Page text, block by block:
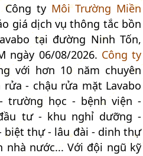
Công ty Môi Trường Miền
giá dịch vụ thông tắc bồn
tại đường Ninh Tốn,
ngày 06/08/2026. Công ty
với hơn 10 năm chuyên
- chậu rửa mặt Lavabo
trường học - bệnh viện -
tư - khu nghỉ dưỡng -
biệt thự - lâu đài - dinh thự
nhà nước... Với đội ngũ kỹ